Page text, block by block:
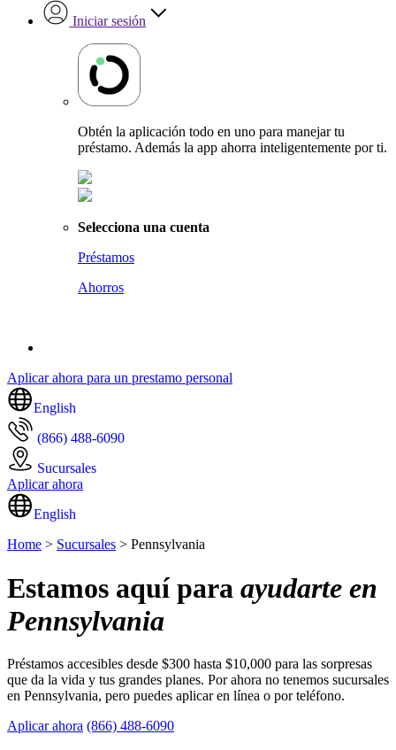
Iniciar sesión
Obtén la aplicación todo en uno para manejar tu
préstamo. Además la app ahorra inteligentemente por ti.
Selecciona una cuenta
Préstamos
Ahorros
Aplicar ahora para un prestamo personal
English
(866) 488-6090
Sucursales
Aplicar ahora
English
Home > Sucursales > Pennsylvania
Estamos aquí para ayudarte en
Pennsylvania
Préstamos accesibles desde $300 hasta $10,000 para las sorpresas
que da la vida y tus grandes planes. Por ahora no tenemos sucursales
en Pennsylvania, pero puedes aplicar en línea o por teléfono.
Aplicar ahora (866) 488-6090